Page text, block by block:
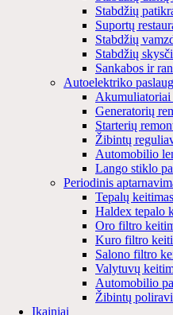
Stabdžių
Suportų
Stabdžių
Stabdžių
Sankabos ir
Autoelektriko
Akumuliatoriai
Generatorių
Starterių
Žibintų
Automobilio
Lango stiklo
Periodinis
Tepalų keitimas
Haldex tepalo
Oro filtro
Kuro filtro
Salono filtro
Valytuvų
Automobilio
Žibintų
Įkainiai